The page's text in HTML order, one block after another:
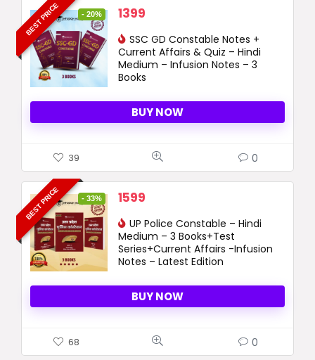
BEST PRICE - 20%
Original
was:
1750 ₹.
1399
is:
1399 ₹.
SSC GD Constable Notes +
Current Affairs & Quiz – Hindi
Medium – Infusion Notes – 3
Books
BUY NOW
39 0
BEST PRICE - 33%
Original
was:
2399 ₹.
1599
is:
1599 ₹.
UP Police Constable – Hindi
Medium – 3 Books+Test
Series+Current Affairs -Infusion
Notes – Latest Edition
BUY NOW
68 0